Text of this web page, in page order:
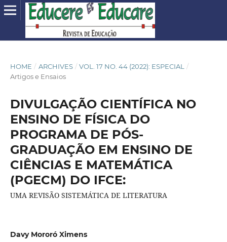
HOME / ARCHIVES / VOL. 17 NO. 44 (2022): ESPECIAL
/
Artigos e Ensaios
DIVULGAÇÃO CIENTÍFICA NO
ENSINO DE FÍSICA DO
PROGRAMA DE PÓS-
GRADUAÇÃO EM ENSINO DE
CIÊNCIAS E MATEMÁTICA
(PGECM) DO IFCE:
UMA REVISÃO SISTEMÁTICA DE LITERATURA
Davy Mororó Ximens